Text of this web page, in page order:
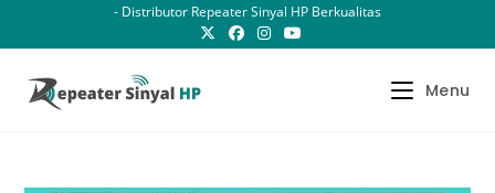
- Distributor Repeater Sinyal HP Berkualitas
Menu